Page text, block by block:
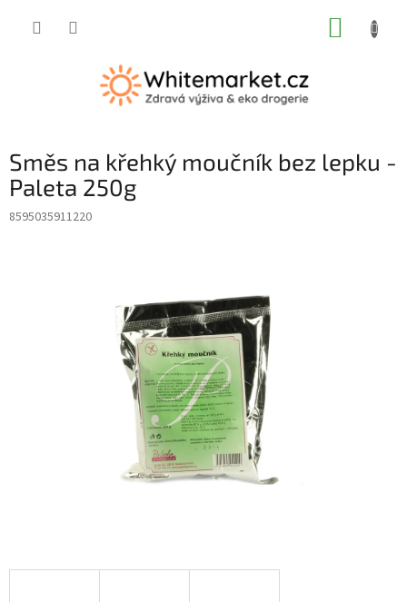
Směs na křehký moučník bez lepku -
Paleta 250g
8595035911220